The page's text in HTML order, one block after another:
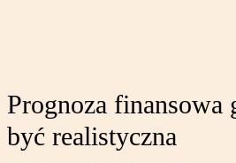
Prognoza finansowa
być realistyczna